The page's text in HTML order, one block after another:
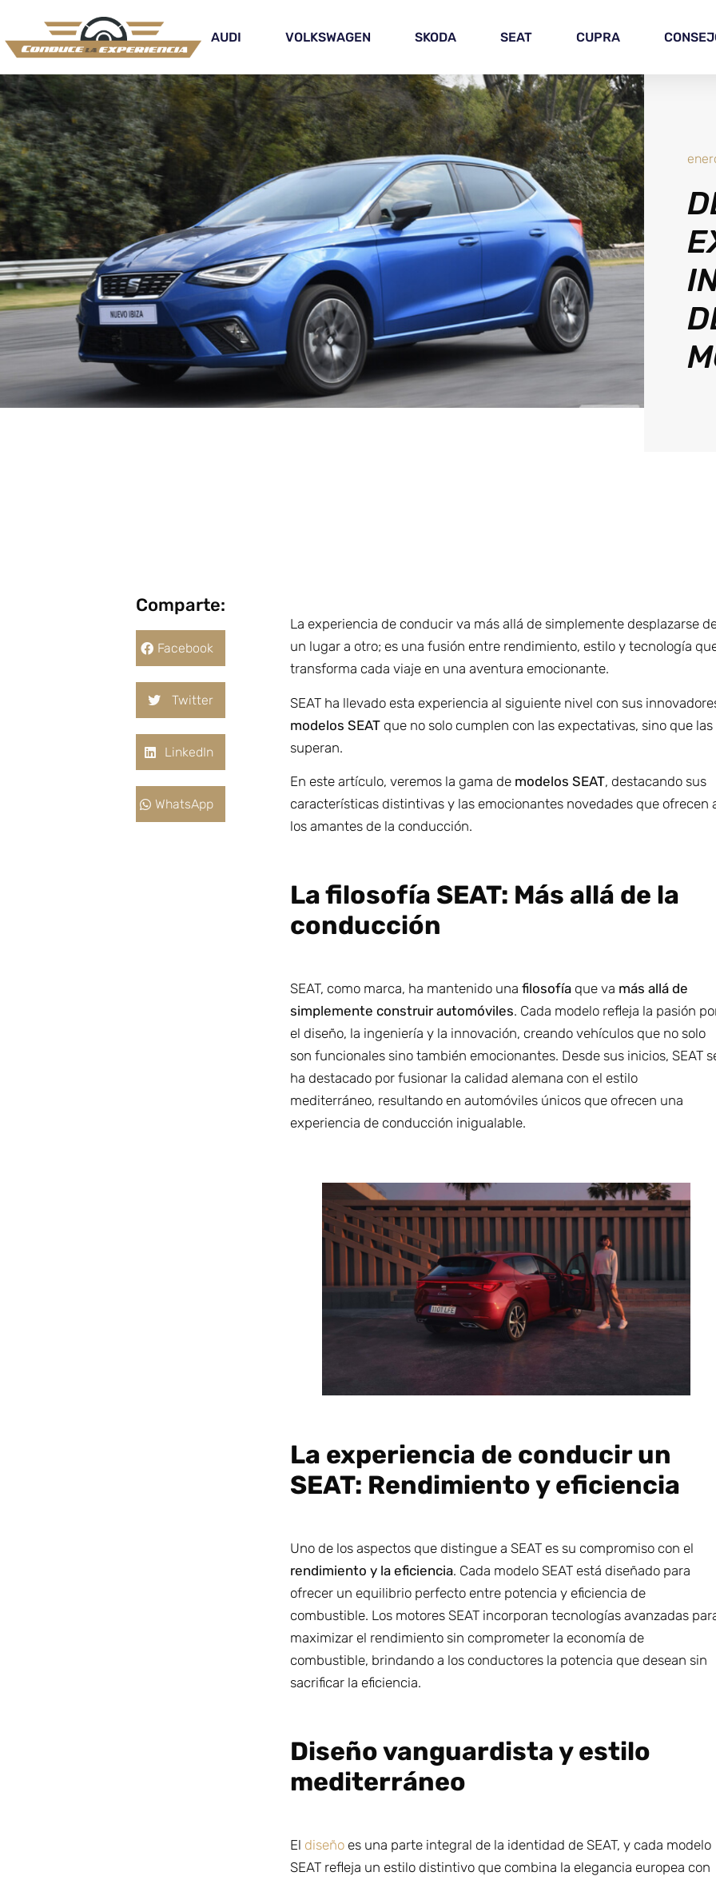
AUDI VOLKSWAGEN SKODA SEAT CUPRA
Comparte:
Facebook
Twitter
LinkedIn
WhatsApp
La experiencia de conducir va más allá de simplemente desplazarse
un lugar a otro; es una fusión entre rendimiento, estilo y tecnología
transforma cada viaje en una aventura emocionante.
SEAT ha llevado esta experiencia al siguiente nivel con sus
modelos SEAT que no solo cumplen con las expectativas, sino que las
superan.
En este artículo, veremos la gama de modelos SEAT, destacando sus
características distintivas y las emocionantes novedades que ofrecen
los amantes de la conducción.
La filosofía SEAT: Más allá de la
conducción
SEAT, como marca, ha mantenido unafilosofía que va más allá de
simplemente construir automóviles. Cada modelo refleja la pasión
el diseño, la ingeniería y la innovación, creando vehículos que no solo
son funcionales sino también emocionantes. Desde sus inicios, SEAT
ha destacado por fusionar la calidad alemana con el estilo
mediterráneo, resultando en automóviles únicos que ofrecen una
experiencia de conducción inigualable.
La experiencia de conducir un
SEAT: Rendimiento y eficiencia
Uno de los aspectos que distingue a SEAT es su compromiso con el
rendimiento y la eficiencia. Cada modelo SEAT está diseñado para
ofrecer un equilibrio perfecto entre potencia y eficiencia de
combustible. Los motores SEAT incorporan tecnologías avanzadas
maximizar el rendimiento sin comprometer la economía de
combustible, brindando a los conductores la potencia que desean sin
sacrificar la eficiencia.
Diseño vanguardista y estilo
mediterráneo
El diseño es una parte integral de la identidad de SEAT, y cada modelo
SEAT refleja un estilo distintivo que combina la elegancia europea con